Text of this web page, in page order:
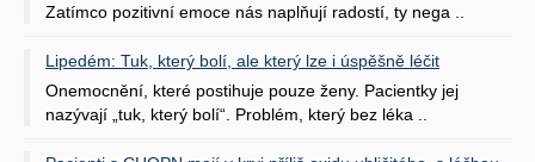
Zatímco pozitivní emoce nás naplňují radostí, ty nega ..
Lipedém: Tuk, který bolí, ale který lze i úspěšně léčit
Onemocnění, které postihuje pouze ženy. Pacientky jej
nazývají „tuk, který bolí“. Problém, který bez léka ..